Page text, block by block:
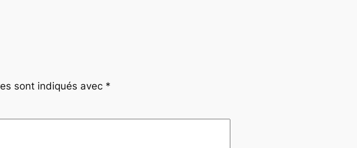
sont indiqués avec *